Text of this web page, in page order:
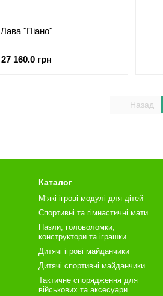
Лава "Піано"
27 160.0 грн
Назад
Каталог
М‘які ігрові модулі для дітей
Спортивні та гімнастичні мати
Пазли, головоломки,
конструктори та іграшки
Дитячі ігрові майданчики
Дитячі спортивні майданчики
Тактичне спорядження для
військових та аксесуари